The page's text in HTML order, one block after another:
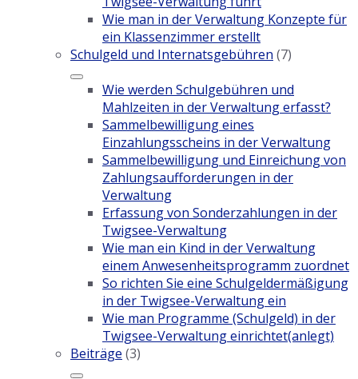
Wie man in der Verwaltung Konzepte für
ein Klassenzimmer erstellt
Schulgeld und Internatsgebühren (7)
Wie werden Schulgebühren und
Mahlzeiten in der Verwaltung erfasst?
Sammelbewilligung eines
Einzahlungsscheins in der Verwaltung
Sammelbewilligung und Einreichung von
Zahlungsaufforderungen in der
Verwaltung
Erfassung von Sonderzahlungen in der
Twigsee-Verwaltung
Wie man ein Kind in der Verwaltung
einem Anwesenheitsprogramm zuordnet
So richten Sie eine Schulgeldermäßigung
in der Twigsee-Verwaltung ein
Wie man Programme (Schulgeld) in der
Twigsee-Verwaltung einrichtet(anlegt)
Beiträge (3)